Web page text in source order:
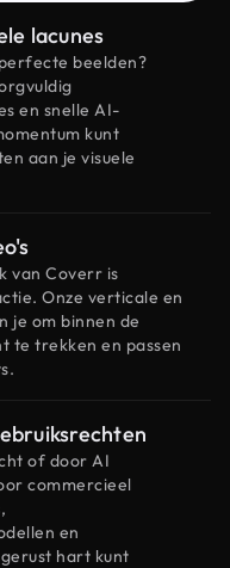
lacunes
beelden?
en snelle AI-
kunt
aan je visuele
van Coverr is
Onze verticale en
je om binnen de
te trekken en passen
of door AI
commercieel
en
hart kunt